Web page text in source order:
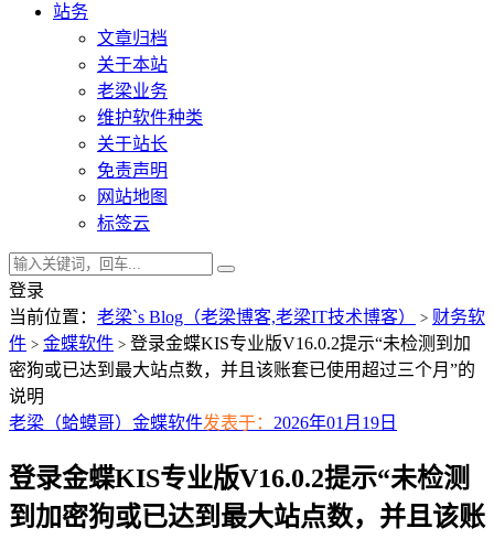
站务
文章归档
关于本站
老梁业务
维护软件种类
关于站长
免责声明
网站地图
标签云
登录
当前位置： 老梁`s Blog（老梁博客,老梁IT技术博客） > 财务软
件 > 金蝶软件 > 登录金蝶KIS专业版V16.0.2提示“未检测到加
密狗或已达到最大站点数，并且该账套已使用超过三个月”的
说明
老梁（蛤蟆哥） 金蝶软件发表于： 2026年01月19日
登录金蝶KIS专业版V16.0.2提示“未检测
到加密狗或已达到最大站点数，并且该账